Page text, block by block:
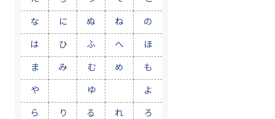
な に ぬ ね の
は ひ ふ へ ほ
ま み む め も
や ゆ よ
ら り る れ ろ